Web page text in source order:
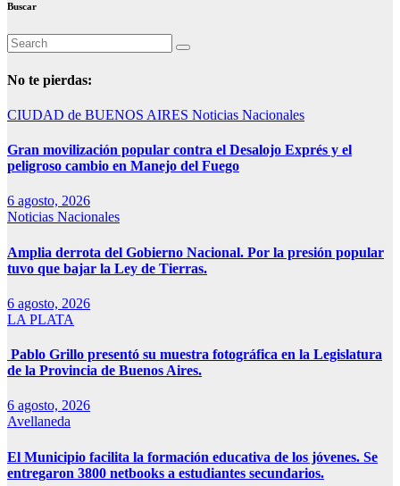
Buscar
No te pierdas:
CIUDAD de BUENOS AIRES Noticias Nacionales
Gran movilización popular contra el Desalojo Exprés y el
peligroso cambio en Manejo del Fuego
6 agosto, 2026
Noticias Nacionales
Amplia derrota del Gobierno Nacional. Por la presión popular
tuvo que bajar la Ley de Tierras.
6 agosto, 2026
LA PLATA
Pablo Grillo presentó su muestra fotográfica en la Legislatura
de la Provincia de Buenos Aires.
6 agosto, 2026
Avellaneda
El Municipio facilita la formación educativa de los jóvenes. Se
entregaron 3800 netbooks a estudiantes secundarios.